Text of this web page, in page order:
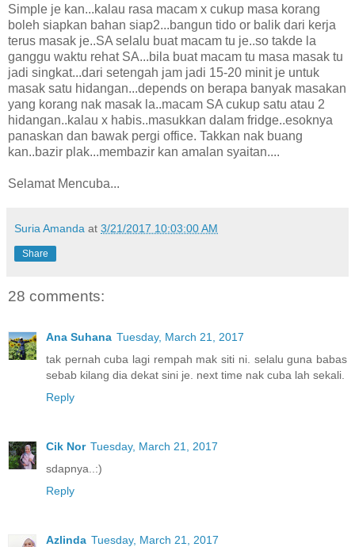
Simple je kan...kalau rasa macam x cukup masa korang
boleh siapkan bahan siap2...bangun tido or balik dari kerja
terus masak je..SA selalu buat macam tu je..so takde la
ganggu waktu rehat SA...bila buat macam tu masa masak tu
jadi singkat...dari setengah jam jadi 15-20 minit je untuk
masak satu hidangan...depends on berapa banyak masakan
yang korang nak masak la..macam SA cukup satu atau 2
hidangan..kalau x habis..masukkan dalam fridge..esoknya
panaskan dan bawak pergi office. Takkan nak buang
kan..bazir plak...membazir kan amalan syaitan....
Selamat Mencuba...
Suria Amanda at 3/21/2017 10:03:00 AM
Share
28 comments:
Ana Suhana Tuesday, March 21, 2017
tak pernah cuba lagi rempah mak siti ni. selalu guna babas
sebab kilang dia dekat sini je. next time nak cuba lah sekali.
Reply
Cik Nor Tuesday, March 21, 2017
sdapnya..:)
Reply
Azlinda Tuesday, March 21, 2017